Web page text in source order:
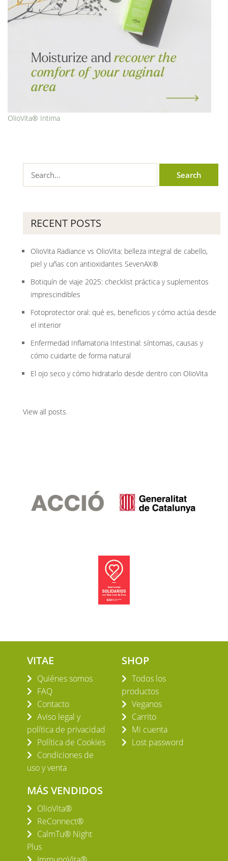
OlioVita® Intima
RECENT POSTS
OlioVita Radiance vs OlioVita: belleza integral de cabello,
piel y uñas con antioxidantes SevenAX®
Botiquín de viaje 2025: checklist práctica y suplementos
imprescindibles
Fotoprotector oral: qué es, beneficios y cómo actúa desde
el interior
Enfermedad Inflamatoria Intestinal: síntomas, causas y
cómo cuidarte de forma natural
El ojo seco y cómo hidratarlo desde dentro con OlioVita
View all posts.
VITAE
Quiénes somos
FAQ
Contacto
Aviso legal y
política de privacidad
Política de Cookies
Condiciones de
uso y venta
SHOP
Todos los
productos
Veganos
Carrito
Mi cuenta
Lost password
MÁS VENDIDOS
OlioVita®
ReConnect®
CalmTu® Night
Plus